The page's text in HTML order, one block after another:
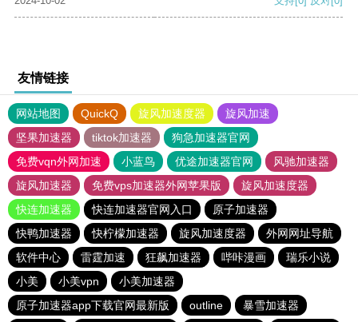
友情链接
网站地图 QuickQ 旋风加速度器
旋风加速
坚果加速器
tiktok加速器
狗急加速器官网
免费vqn外网加速
小蓝鸟 优途加速器官网
风驰加速器
旋风加速器
免费vps加速器外网苹果版
旋风加速度器
快连加速器
快连加速器官网入口
原子加速器
快鸭加速器
快柠檬加速器 旋风加速度器
外网网址导航
软件中心
雷霆加速 狂飙加速器 哔咔漫画
瑞乐小说
小美
小美vpn
小美加速器
原子加速器app下载官网最新版
outline
暴雪加速器